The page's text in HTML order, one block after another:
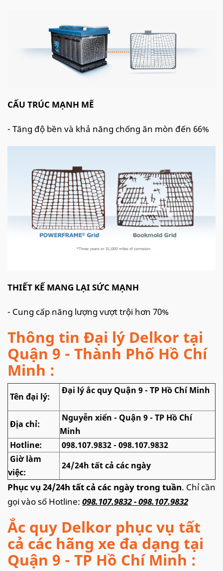
CẤU TRÚC MẠNH MẼ
- Tăng độ bền và khả năng chống ăn mòn đến 66%
THIẾT KẾ MANG LẠI SỨC MẠNH
- Cung cấp năng lượng vượt trội hơn 70%
Thông tin Đại lý Delkor tại
Quận 9 - Thành Phố Hồ Chí
Minh :
Tên đại lý:
Đại lý ắc quy Quận 9 - TP Hồ Chí Minh
Địa chỉ:
Nguyễn xiển - Quận 9 - TP Hồ Chí
Minh
Hotline:
098.107.9832 - 098.107.9832
Giờ làm
việc:
24/24h tất cả các ngày
Phục vụ 24/24h tất cả các ngày trong tuần. Chỉ cần
gọi vào số Hotline: 098.107.9832 - 098.107.9832
Ắc quy Delkor phục vụ tất
cả các hãng xe đa dạng tại
Quận 9 - TP Hồ Chí Minh :